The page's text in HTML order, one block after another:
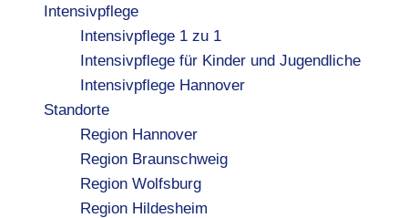
Intensivpflege
Intensivpflege 1 zu 1
Intensivpflege für Kinder und Jugendliche
Intensivpflege Hannover
Standorte
Region Hannover
Region Braunschweig
Region Wolfsburg
Region Hildesheim